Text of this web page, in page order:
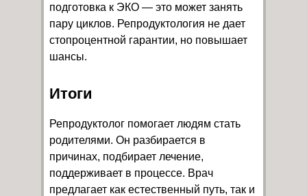
подготовка к ЭКО — это может занять
пару циклов. Репродуктология не дает
стопроцентной гарантии, но повышает
шансы.
Итоги
Репродуктолог помогает людям стать
родителями. Он разбирается в
причинах, подбирает лечение,
поддерживает в процессе. Врач
предлагает как естественный путь, так и